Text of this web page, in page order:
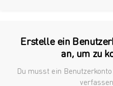
Erstelle ein
an, um zu
Du musst ein